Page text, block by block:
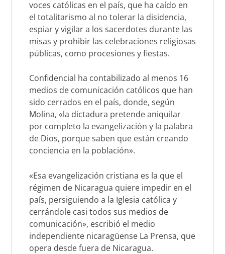
voces católicas en el país, que ha caído en
el totalitarismo al no tolerar la disidencia,
espiar y vigilar a los sacerdotes durante las
misas y prohibir las celebraciones religiosas
públicas, como procesiones y fiestas.
Confidencial ha contabilizado al menos 16
medios de comunicación católicos que han
sido cerrados en el país, donde, según
Molina, «la dictadura pretende aniquilar
por completo la evangelización y la palabra
de Dios, porque saben que están creando
conciencia en la población».
«Esa evangelización cristiana es la que el
régimen de Nicaragua quiere impedir en el
país, persiguiendo a la Iglesia católica y
cerrándole casi todos sus medios de
comunicación», escribió el medio
independiente nicaragüense La Prensa, que
opera desde fuera de Nicaragua.